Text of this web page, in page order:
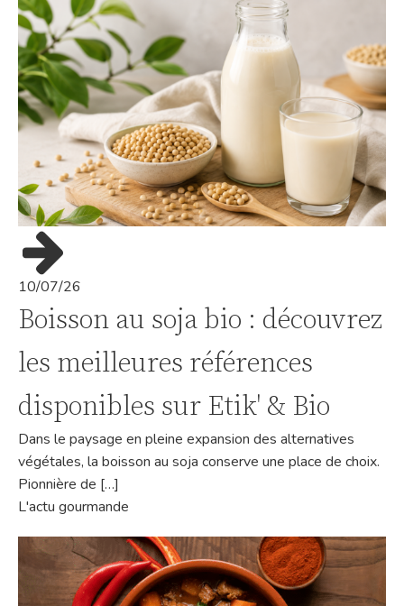
10/07/26
Boisson au soja bio : découvrez
les meilleures références
disponibles sur Etik' & Bio
Dans le paysage en pleine expansion des alternatives
végétales, la boisson au soja conserve une place de choix.
Pionnière de […]
L'actu gourmande